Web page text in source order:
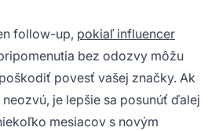
follow-up, pokiaľ influencer
bez odozvy môžu
povesť vašej značky. Ak
je lepšie sa posunúť ďalej
mesiacov s novým